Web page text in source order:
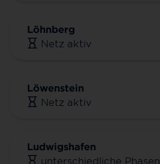
Löhnberg
Netz aktiv
Löwenstein
Netz aktiv
Ludwigshafen
unterschiedliche Phasen